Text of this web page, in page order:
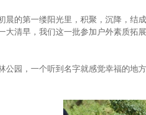
晨的第一缕阳光里，积聚，沉降，
大清早，我们这一批参加户外素质拓
公园，一个听到名字就感觉幸福的